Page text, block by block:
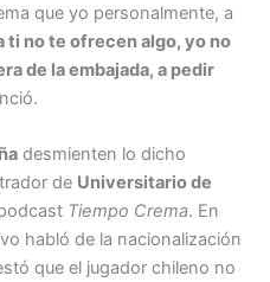
que yo personalmente, a
ti no te ofrecen algo, yo no
de la embajada, a pedir
desmienten lo dicho
de Universitario de
Tiempo Crema. En
habló de la nacionalización
que el jugador chileno no